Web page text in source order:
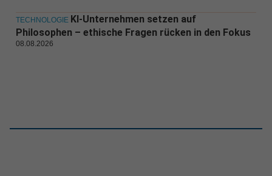
TECHNOLOGIE KI-Unternehmen setzen auf
Philosophen – ethische Fragen rücken in den Fokus
08.08.2026